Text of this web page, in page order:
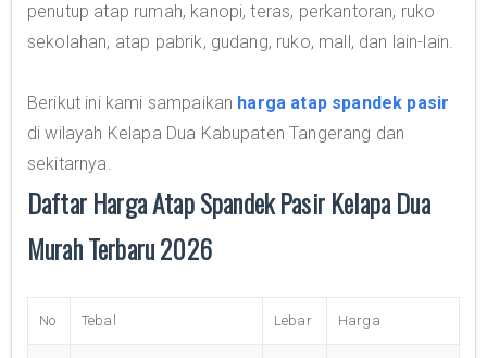
penutup atap rumah, kanopi, teras, perkantoran, ruko
sekolahan, atap pabrik, gudang, ruko, mall, dan lain-lain.
Berikut ini kami sampaikan harga atap spandek pasir
di wilayah Kelapa Dua Kabupaten Tangerang dan
sekitarnya.
Daftar Harga Atap Spandek Pasir Kelapa Dua
Murah Terbaru 2026
No Tebal Lebar Harga